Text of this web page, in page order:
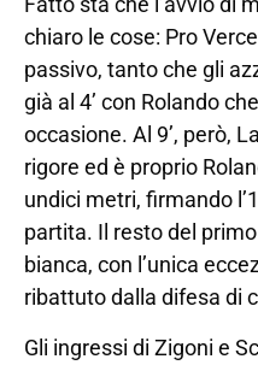
chiaro le cose: Pro
passivo, tanto che gli
già al 4’ con Rolando
occasione. Al 9’, però,
rigore ed è proprio
undici metri, firmando
partita. Il resto del
bianca, con l’unica
ribattuto dalla difesa di
Gli ingressi di Zigoni e